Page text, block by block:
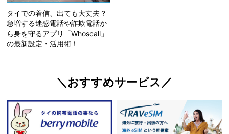
タイでの着信、出ても大丈夫？
急増する迷惑電話や詐欺電話か
ら身を守るアプリ「Whoscall」
の最新設定・活用術！
＼おすすめサービス／